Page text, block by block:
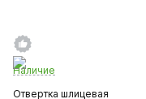
Наличие
Отвертка шлицевая